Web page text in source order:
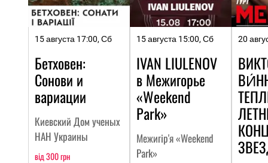
15 августа 17:00, Сб
Бетховен:
Сонови и
вариации
Киевский Дом ученых
НАН Украины
від 300 грн
15 августа 15:00, Сб
IVAN LIULENOV
в Межигорье
«Weekend
Park»
Межигір'я «Weekend
Park»
20